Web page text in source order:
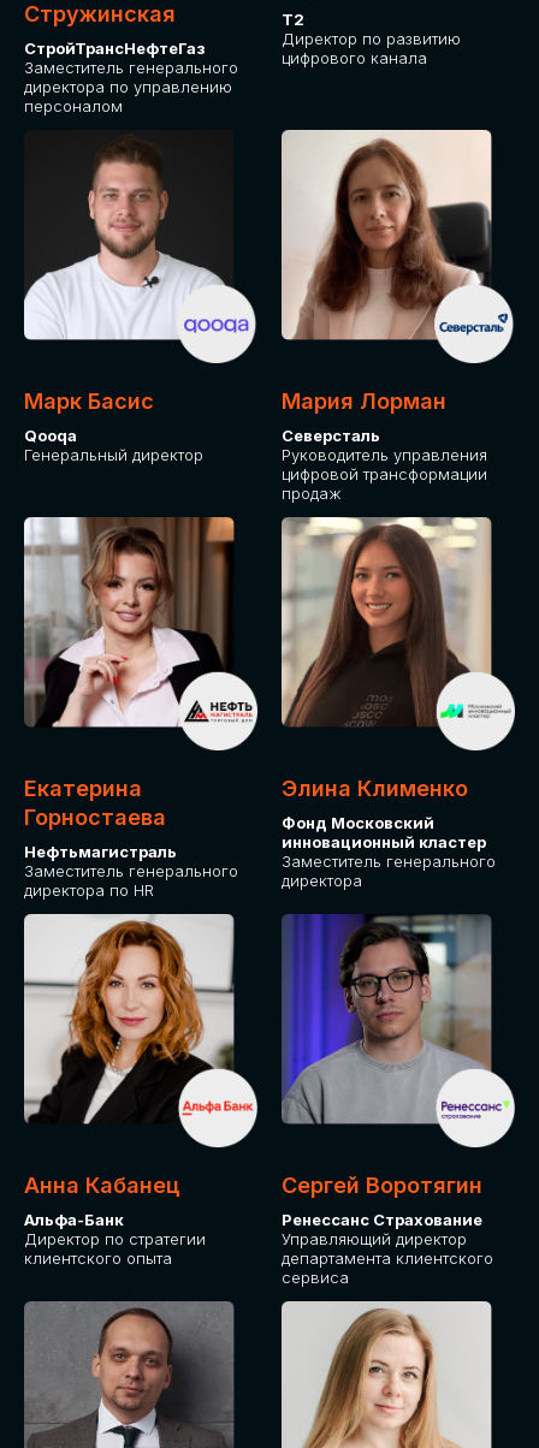
Стружинская
СтройТрансНефтеГаз
Заместитель генерального
директора по управлению
персоналом
Т2
Директор по развитию
цифрового канала
Марк Басис
Qooqa
Генеральный директор
Мария Лорман
Северсталь
Руководитель управления
цифровой трансформации
продаж
Екатерина
Горностаева
Нефтьмагистраль
Заместитель генерального
директора по HR
Элина Клименко
Фонд Московский
инновационный кластер
Заместитель генерального
директора
Анна Кабанец
Альфа-Банк
Директор по стратегии
клиентского опыта
Сергей Воротягин
Ренессанс Страхование
Управляющий директор
департамента клиентского
сервиса
СРЕДИ ПАРТНЕРОВ
МЕРОПРИЯТИЯ
Приглашаем стать партнером GLOBAL
TECH FORUM и презентовать ваши
решения целевой аудитории. Будем
рады сотрудничеству!
СТАНЬТЕ
ЭКСПОНЕНТОМ
ПОДАТЬ ЗАЯВКУ
IT Solutions for Business
СТОИМОСТЬ
УЧАСТИЯ